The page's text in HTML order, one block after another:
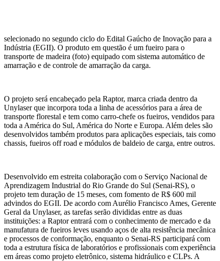
selecionado no segundo ciclo do Edital Gaúcho de Inovação para a
Indústria (EGII). O produto em questão é um fueiro para o
transporte de madeira (foto) equipado com sistema automático de
amarração e de controle de amarração da carga.
O projeto será encabeçado pela Raptor, marca criada dentro da
Unylaser que incorpora toda a linha de acessórios para a área de
transporte florestal e tem como carro-chefe os fueiros, vendidos para
toda a América do Sul, América do Norte e Europa. Além deles são
desenvolvidos também produtos para aplicações especiais, tais como
chassis, fueiros off road e módulos de baldeio de carga, entre outros.
Desenvolvido em estreita colaboração com o Serviço Nacional de
Aprendizagem Industrial do Rio Grande do Sul (Senai-RS), o
projeto tem duração de 15 meses, com fomento de R$ 600 mil
advindos do EGII. De acordo com Aurélio Francisco Ames, Gerente
Geral da Unylaser, as tarefas serão divididas entre as duas
instituições: a Raptor entrará com o conhecimento de mercado e da
manufatura de fueiros leves usando aços de alta resistência mecânica
e processos de conformação, enquanto o Senai-RS participará com
toda a estrutura física de laboratórios e profissionais com experiência
em áreas como projeto eletrônico, sistema hidráulico e CLPs. A